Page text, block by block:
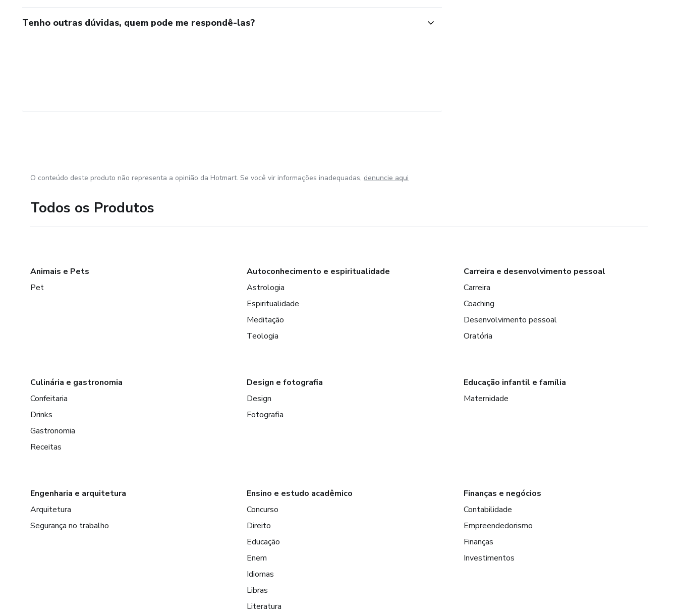
Tenho outras dúvidas, quem pode me respondê-las?
O conteúdo deste produto não representa a opinião da Hotmart. Se você vir informações inadequadas, denuncie aqui
Todos os Produtos
Animais e Pets
Pet
Autoconhecimento e espiritualidade
Astrologia
Espiritualidade
Meditação
Teologia
Carreira e desenvolvimento pessoal
Carreira
Coaching
Desenvolvimento pessoal
Oratória
Culinária e gastronomia
Confeitaria
Drinks
Gastronomia
Receitas
Design e fotografia
Design
Fotografia
Educação infantil e família
Maternidade
Engenharia e arquitetura
Arquitetura
Segurança no trabalho
Ensino e estudo acadêmico
Concurso
Direito
Educação
Enem
Idiomas
Libras
Literatura
Finanças e negócios
Contabilidade
Empreendedorismo
Finanças
Investimentos